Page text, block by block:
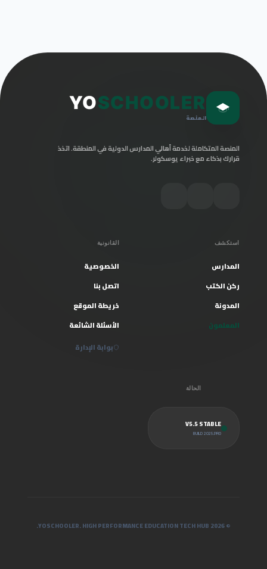
YOSCHOOLER
المنصة
المنصة المتكاملة لخدمة أهالي المدارس الدولية في المنطقة. اتخذ
قرارك بذكاء مع خبراء يوسكولر.
استكشف
المدارس
ركن الكتب
المدونة
المعلمون
القانونية
الخصوصية
اتصل بنا
خريطة الموقع
الأسئلة الشائعة
بوابة الإدارة
الحالة
V5.5 STABLE
BUILD 2025.PRO
© 2026 YOSCHOOLER. HIGH PERFORMANCE EDUCATION TECH HUB.